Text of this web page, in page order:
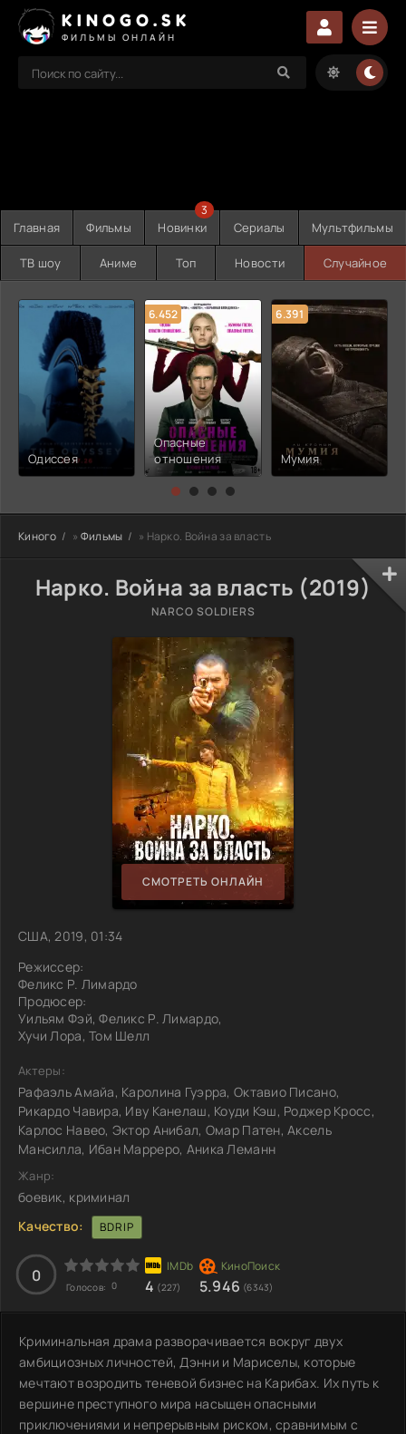
KINOGO.SK
ФИЛЬМЫ ОНЛАЙН
Главная Фильмы Новинки
3
Сериалы Мультфильмы
ТВ шоу Аниме Топ Новости Случайное
Одиссея
6.452
Опасные
отношения
6.391
Мумия
Киного » Фильмы » Нарко. Война за власть
Нарко. Война за власть (2019)
NARCO SOLDIERS
СМОТРЕТЬ ОНЛАЙН
США, 2019, 01:34
Режиссер:
Феликс Р. Лимардо
Продюсер:
Уильям Фэй, Феликс Р. Лимардо,
Хучи Лора, Том Шелл
Актеры:
Рафаэль Амайа, Каролина Гуэрра, Октавио Писано,
Рикардо Чавира, Иву Канелаш, Коуди Кэш, Роджер Кросс,
Карлос Навео, Эктор Анибал, Омар Патен, Аксель
Мансилла, Ибан Марреро, Аника Леманн
Жанр:
боевик, криминал
Качество:
BDRIP
0
Голосов: 0 4 (227) 5.946 (6343)
Криминальная драма разворачивается вокруг двух
амбициозных личностей, Дэнни и Мариселы, которые
мечтают возродить теневой бизнес на Карибах. Их путь к
вершине преступного мира насыщен опасными
приключениями и непрерывным риском, сравнимым с